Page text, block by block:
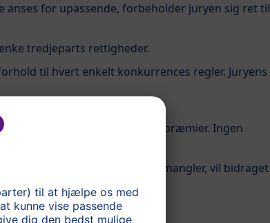
for upassende, forbeholder juryen sig ret til
tredjeparts rettigheder.
til hvert enkelt konkurrences regler. Juryens
vil kun blive anvendt af
vinder og sende eventuelle præmier. Ingen
konkurrenceprocessen.
af en eller anden grund mangler, vil bidraget